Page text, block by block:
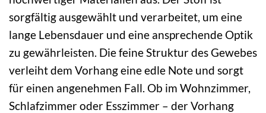
sorgfältig ausgewählt und verarbeitet, um eine
lange Lebensdauer und eine ansprechende Optik
zu gewährleisten. Die feine Struktur des Gewebes
verleiht dem Vorhang eine edle Note und sorgt
für einen angenehmen Fall. Ob im Wohnzimmer,
Schlafzimmer oder Esszimmer – der Vorhang